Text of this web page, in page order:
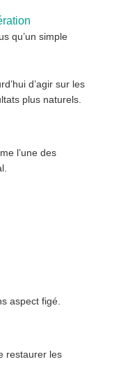
qu’un simple
d’agir sur les
plus naturels.
l’une des
aspect figé.
restaurer les